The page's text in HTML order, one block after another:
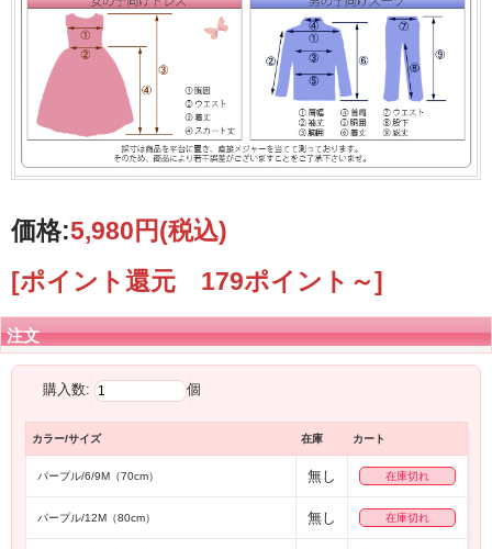
価格:5,980円(税込)
[ポイント還元 179ポイント～]
注文
購入数: 個
カラー/サイズ 在庫 カート
パープル/6/9M（70cm） 無し 在庫切れ
パープル/12M（80cm） 無し 在庫切れ